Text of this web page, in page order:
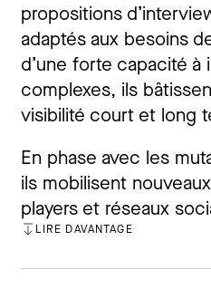
propositions
adaptés aux besoins
d’une forte capacité
complexes, ils
visibilité court et long
En phase avec les
ils mobilisent
players et réseaux
LIRE DAVANTAGE